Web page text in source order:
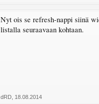
Nyt ois se refresh-nappi siinä
listalla seuraavaan kohtaan.
dRD 18.08.2014